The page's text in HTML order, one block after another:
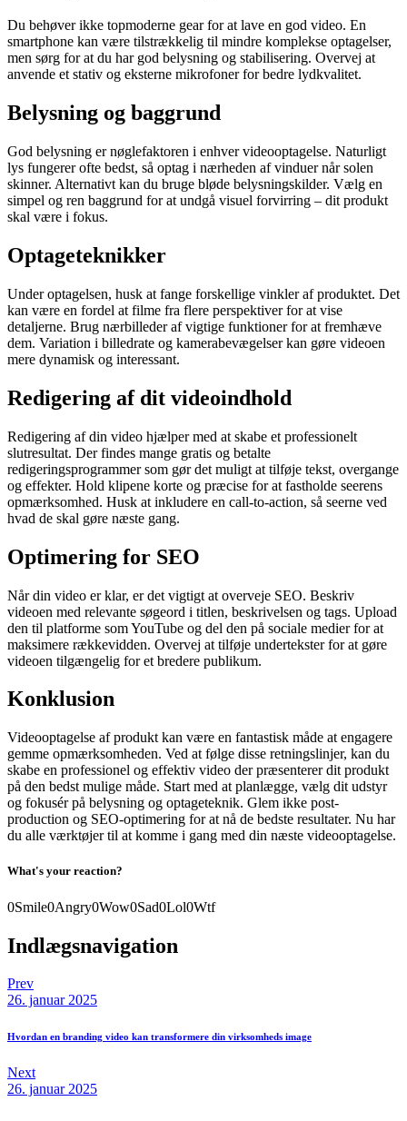
Du behøver ikke topmoderne gear for at lave en god video. En
smartphone kan være tilstrækkelig til mindre komplekse optagelser,
men sørg for at du har god belysning og stabilisering. Overvej at
anvende et stativ og eksterne mikrofoner for bedre lydkvalitet.
Belysning og baggrund
God belysning er nøglefaktoren i enhver videooptagelse. Naturligt
lys fungerer ofte bedst, så optag i nærheden af vinduer når solen
skinner. Alternativt kan du bruge bløde belysningskilder. Vælg en
simpel og ren baggrund for at undgå visuel forvirring – dit produkt
skal være i fokus.
Optageteknikker
Under optagelsen, husk at fange forskellige vinkler af produktet. Det
kan være en fordel at filme fra flere perspektiver for at vise
detaljerne. Brug nærbilleder af vigtige funktioner for at fremhæve
dem. Variation i billedrate og kamerabevægelser kan gøre videoen
mere dynamisk og interessant.
Redigering af dit videoindhold
Redigering af din video hjælper med at skabe et professionelt
slutresultat. Der findes mange gratis og betalte
redigeringsprogrammer som gør det muligt at tilføje tekst, overgange
og effekter. Hold klipene korte og præcise for at fastholde seerens
opmærksomhed. Husk at inkludere en call-to-action, så seerne ved
hvad de skal gøre næste gang.
Optimering for SEO
Når din video er klar, er det vigtigt at overveje SEO. Beskriv
videoen med relevante søgeord i titlen, beskrivelsen og tags. Upload
den til platforme som YouTube og del den på sociale medier for at
maksimere rækkevidden. Overvej at tilføje undertekster for at gøre
videoen tilgængelig for et bredere publikum.
Konklusion
Videooptagelse af produkt kan være en fantastisk måde at engagere
gemme opmærksomheden. Ved at følge disse retningslinjer, kan du
skabe en professionel og effektiv video der præsenterer dit produkt
på den bedst mulige måde. Start med at planlægge, vælg dit udstyr
og fokusér på belysning og optageteknik. Glem ikke post-
production og SEO-optimering for at nå de bedste resultater. Nu har
du alle værktøjer til at komme i gang med din næste videooptagelse.
What's your reaction?
0Smile0Angry0Wow0Sad0Lol0Wtf
Indlægsnavigation
Prev
26. januar 2025
Hvordan en branding video kan transformere din virksomheds image
Next
26. januar 2025